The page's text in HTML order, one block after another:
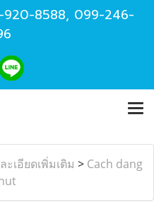
8588, 099-246-
เอียดเพิ่มเติม > Cach dang